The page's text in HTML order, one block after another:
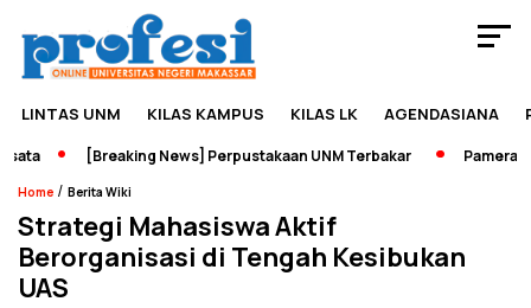
LINTAS UNM KILAS KAMPUS KILAS LK AGENDASIANA
[Breaking News] Perpustakaan UNM Terbakar Pameran
Home / Berita Wiki
Strategi Mahasiswa Aktif
Berorganisasi di Tengah Kesibukan
UAS